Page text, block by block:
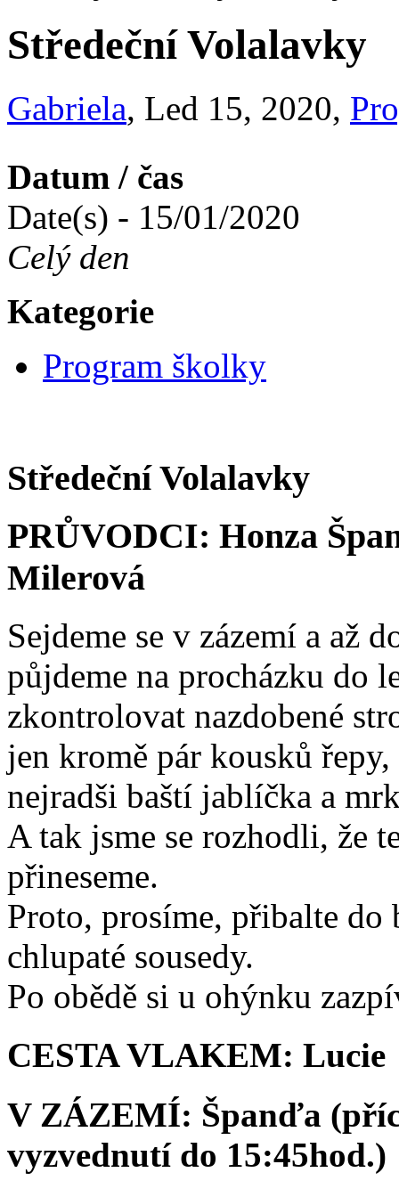
Středeční Volalavky
Gabriela, Led 15, 2020,
Datum / čas
Date(s) - 15/01/2020
Celý den
Kategorie
Program školky
Středeční Volalavky
PRŮVODCI: Honza
Milerová
Sejdeme se v zázemí a až
půjdeme na procházku do
zkontrolovat nazdobené
jen kromě pár kousků
nejradši baští jablíčka a
A tak jsme se rozhodli, že
přineseme.
Proto, prosíme, přibalte do
chlupaté sousedy.
Po obědě si u ohýnku
CESTA VLAKEM: Lucie
V ZÁZEMÍ: Španďa
vyzvednutí do 15:45hod.)